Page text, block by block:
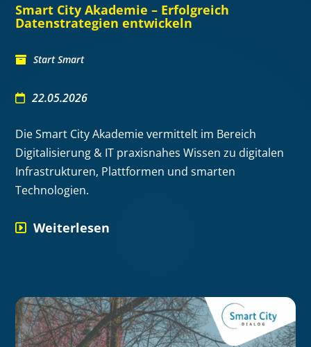
Smart City Akademie – Erfolgreich
Datenstrategien entwickeln
Start Smart
22.05.2026
Die Smart City Akademie vermittelt im Bereich
Digitalisierung & IT praxisnahes Wissen zu digitalen
Infrastrukturen, Plattformen und smarten
Technologien.
Weiterlesen